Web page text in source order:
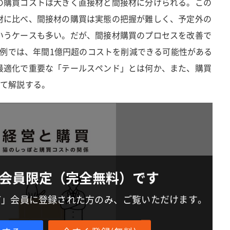
比べ、間接材の購買は実態の把握が難しく、予定外の
ケースも多い。だが、間接材購買のプロセスを改善で
では、年間1億円超のコストを削減できる可能性がある
化で重要な「テールスペンド」とは何か、また、購買
解説する。
員限定（完全無料）です
会員に登録された方のみ、ご覧いただけます。